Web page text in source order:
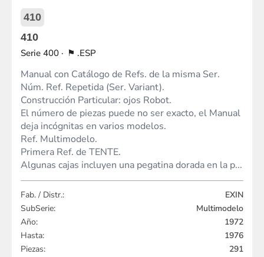
410
410
400
.ESP
Manual con Catálogo de Refs. de la misma Ser.
Núm. Ref. Repetida (Ser. Variant).
Construcción Particular: ojos Robot.
El número de piezas puede no ser exacto, el Manual
deja incógnitas en varios modelos.
Ref. Multimodelo.
Primera Ref. de TENTE.
Algunas cajas incluyen una pegatina dorada en la p...
Fab. / Distr.:
EXIN
SubSerie:
Multimodelo
Año:
1972
Hasta:
1976
Piezas:
291